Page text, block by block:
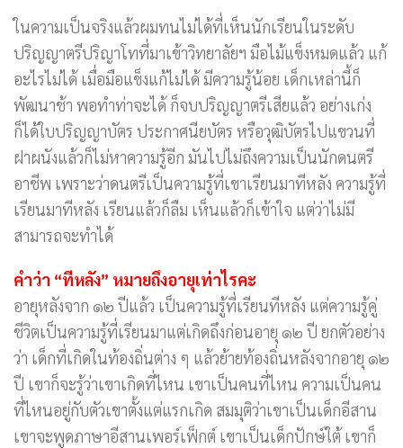
ในความเป็นจริงแล้วผมทนไม่ได้ที่เห็นนักเรียนในระดับ
ปริญญาตรีปริญาโทที่มาเข้าวิทยาลัยฯ มือไม้แข็งหมดแล้ว แก้
อะไรไม่ได้ เมื่อมือแข็งแก้ไม่ได้ มีความรู้น้อย เด็กเหล่านี้ก็
พัฒนาช้า พอทำท่าจะได้ ก็จบปริญญาตรีเสียแล้ว อย่างเก่ง
ก็ได้ใบปริญญาบัตร ประกาศนียบัตร หรือวุฒิบัตรไปแขวนที่
ฝาผนังแล้วก็ไม่หาความรู้อีก มันไปไม่ถึงความเป็นนักดนตรี
อาชีพ เพราะว่าดนตรีเป็นความรู้ที่เขาเรียนมาทีหลัง ความรู้ที่
เรียนมาทีหลัง เรียนแล้วก็ลืม เห็นแล้วก็เข้าใจ แต่ว่าไม่มี
สามารถจะทำได้
คำว่า “ทีหลัง” หมายถึงอายุเท่าไรคะ
อายุหลังจาก ๑๒ ปีแล้ว เป็นความรู้ที่เรียนทีหลัง แต่ความรู้คู่
ชีวิตเป็นความรู้ที่เรียนมาแต่เกิดถึงก่อนอายุ ๑๒ ปี ยกตัวอย่าง
ว่า เด็กที่เกิดในท้องถิ่นต่าง ๆ แล้วย้ายท้องถิ่นหลังจากอายุ ๑๒
ปี เขาก็จะรู้ว่าเขาเกิดที่ไหน เขาเป็นคนที่ไหน ความเป็นคน
ที่ไหนอยู่กับตัวเขาตั้งแต่แรกเกิด สมมุติว่าเขาเป็นเด็กอีสาน
เขาจะพูดภาษาอีสานเพอร์เฟ็กต์ เขาเป็นเด็กปักษ์ใต้ เขาก็